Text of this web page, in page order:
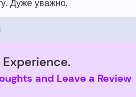
Experience.
and Leave a Review